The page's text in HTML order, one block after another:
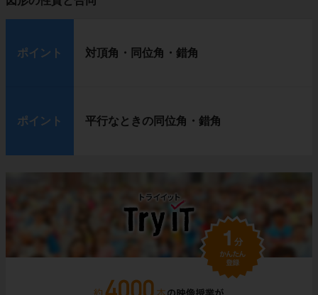
ポイント 対頂角・同位角・錯角
ポイント 平行なときの同位角・錯角